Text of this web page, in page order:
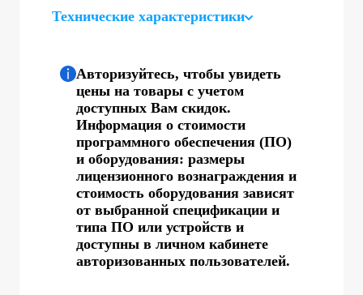
Технические характеристики
Авторизуйтесь, чтобы увидеть
цены на товары с учетом
доступных Вам скидок.
Информация о стоимости
программного обеспечения (ПО)
и оборудования: размеры
лицензионного вознаграждения и
стоимость оборудования зависят
от выбранной спецификации и
типа ПО или устройств и
доступны в личном кабинете
авторизованных пользователей.